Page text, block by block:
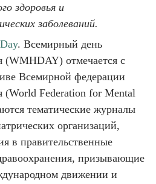
здоровья и
заболеваний.
. Всемирный день
(WMHDAY) отмечается с
Всемирной федерации
(World Federation for Mental
тематические журналы
организаций,
в правительственные
призывающие
движении и